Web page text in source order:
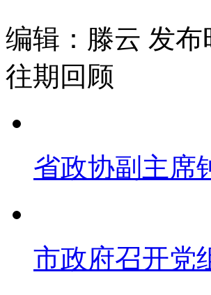
编辑：滕云 发布
往期回顾
省政协副主席
市政府召开党